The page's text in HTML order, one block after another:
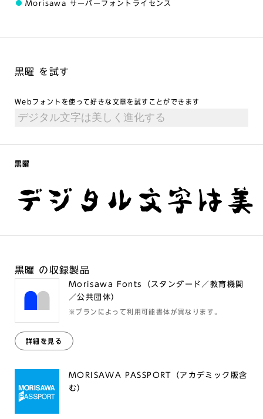
Morisawa サーバーフォントライセンス
黒曜 を試す
Webフォントを使って好きな文章を試すことができます
黒曜
デジタル文字は
黒曜 の収録製品
Morisawa Fonts（スタンダード／教育機関
／公共団体）
※プランによって利用可能書体が異なります。
詳細を見る
MORISAWA PASSPORT（アカデミック版含
む）